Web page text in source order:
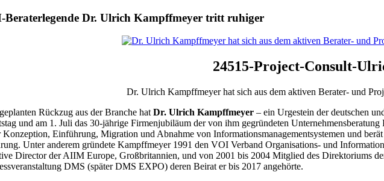
Beraterlegende Dr. Ulrich Kampffmeyer tritt ruhiger
24515-Project-Consult-
Dr. Ulrich Kampffmeyer hat sich aus dem aktiven Berater- und
Rückzug aus der Branche hatDr. Ulrich Kampffmeyer – ein Urgestein der deutschen
und am 1. Juli das 30-jährige Firmenjubiläum der von ihm gegründeten
Konzeption, Einführung, Migration und Abnahme von Informationsmanagementsystemen und
Unter anderem gründete Kampffmeyer 1991 den VOI Verband Organisations- und
Director der AIIM Europe, Großbritannien, und von 2001 bis 2004 Mitglied des Direktoriums
DMS (später DMS EXPO) deren Beirat er bis 2017 angehörte.